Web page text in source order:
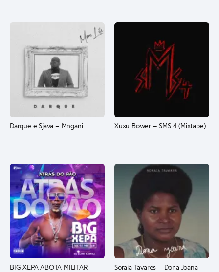
Darque e Sjava – Mngani Xuxu Bower – SMS 4 (Mixtape)
BIG-XEPA ABOTA MILITAR –
Soraia Tavares – Dona Joana